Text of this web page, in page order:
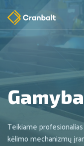
Gamyba
Teikiame
kėlimo mechanizmų